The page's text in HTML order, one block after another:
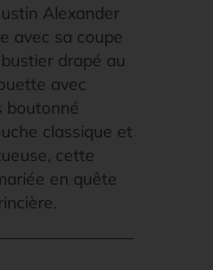
Alexander
avec sa coupe
drapé au
avec
boutonné
classique et
cette
en quête